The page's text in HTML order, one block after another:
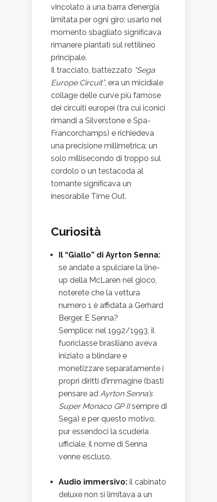
vincolato a una barra d’energia
limitata per ogni giro: usarlo nel
momento sbagliato significava
rimanere piantati sul rettilineo
principale.
Il tracciato, battezzato “Sega
Europe Circuit”, era un micidiale
collage delle curve più famose
dei circuiti europei (tra cui iconici
rimandi a Silverstone e Spa-
Francorchamps) e richiedeva
una precisione millimetrica: un
solo millisecondo di troppo sul
cordolo o un testacoda al
tornante significava un
inesorabile Time Out.
Curiosità
Il “Giallo” di Ayrton Senna:
se andate a spulciare la line-
up della McLaren nel gioco,
noterete che la vettura
numero 1 è affidata a Gerhard
Berger. E Senna?
Semplice: nel 1992/1993, il
fuoriclasse brasiliano aveva
iniziato a blindare e
monetizzare separatamente i
propri diritti d’immagine (basti
pensare ad Ayrton Senna’s
Super Monaco GP IIsempre di
Sega) e per questo motivo,
pur essendoci la scuderia
ufficiale, il nome di Senna
venne escluso.
Audio immersivo: il cabinato
deluxe non si limitava a un